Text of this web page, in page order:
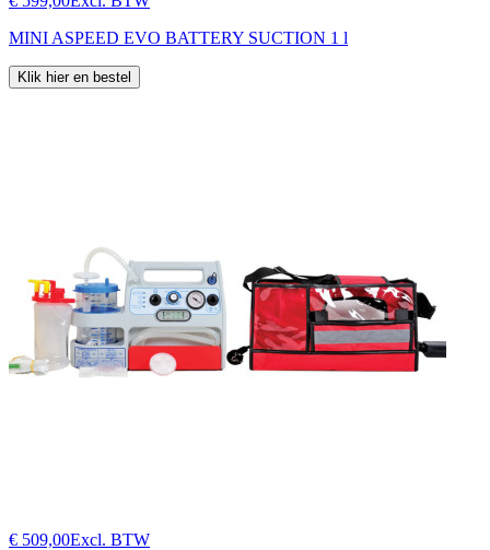
MINI ASPEED EVO BATTERY SUCTION 1 l
Klik hier en bestel
€ 509,00Excl. BTW